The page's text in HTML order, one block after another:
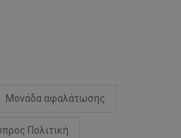
Μονάδα αφαλάτωσης
Πολιτική